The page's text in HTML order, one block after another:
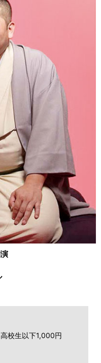
校生以下1,000円